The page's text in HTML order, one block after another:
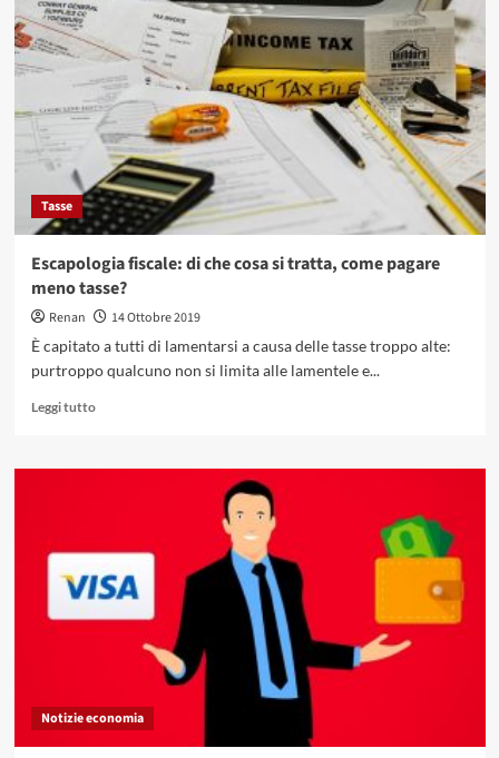
cos’è
e
come
richiedere
la
carta
di
credito
Findomestic
Tasse
Escapologia fiscale: di che cosa si tratta, come pagare
meno tasse?
Renan
14 Ottobre 2019
È capitato a tutti di lamentarsi a causa delle tasse troppo alte:
purtroppo qualcuno non si limita alle lamentele e...
Leggi tuttoLeggi
su
che
cosa
si
tratta,
Notizie economia